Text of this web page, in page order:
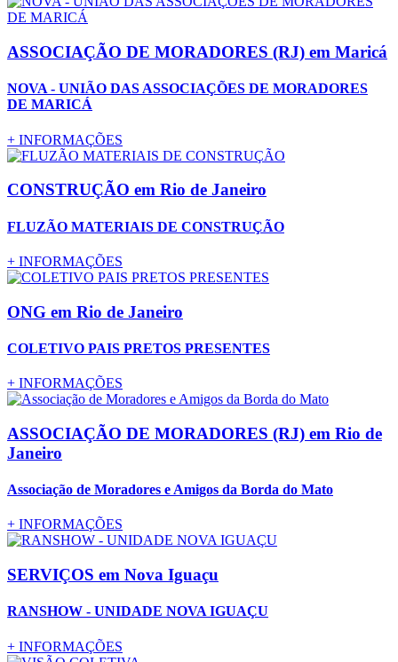
ASSOCIAÇÃO DE MORADORES (RJ) em Maricá
NOVA - UNIÃO DAS ASSOCIAÇÕES DE MORADORES
DE MARICÁ
+ INFORMAÇÕES
CONSTRUÇÃO em Rio de Janeiro
FLUZÃO MATERIAIS DE CONSTRUÇÃO
+ INFORMAÇÕES
ONG em Rio de Janeiro
COLETIVO PAIS PRETOS PRESENTES
+ INFORMAÇÕES
ASSOCIAÇÃO DE MORADORES (RJ) em Rio de
Janeiro
Associação de Moradores e Amigos da Borda do Mato
+ INFORMAÇÕES
SERVIÇOS em Nova Iguaçu
RANSHOW - UNIDADE NOVA IGUAÇU
+ INFORMAÇÕES